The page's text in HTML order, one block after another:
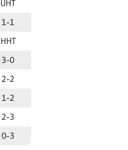
UHT
1-1
HHT
3-0
2-2
1-2
2-3
0-3